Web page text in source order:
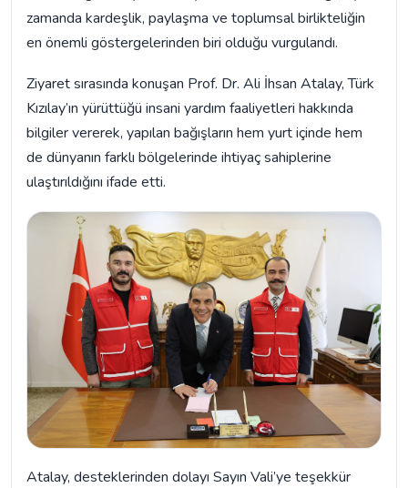
zamanda kardeşlik, paylaşma ve toplumsal birlikteliğin
en önemli göstergelerinden biri olduğu vurgulandı.
Ziyaret sırasında konuşan Prof. Dr. Ali İhsan Atalay, Türk
Kızılay’ın yürüttüğü insani yardım faaliyetleri hakkında
bilgiler vererek, yapılan bağışların hem yurt içinde hem
de dünyanın farklı bölgelerinde ihtiyaç sahiplerine
ulaştırıldığını ifade etti.
Atalay, desteklerinden dolayı Sayın Vali’ye teşekkür